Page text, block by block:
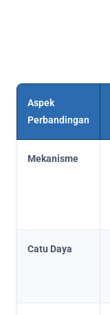
Aspek
Perbandingan
Mekanisme
Catu Daya